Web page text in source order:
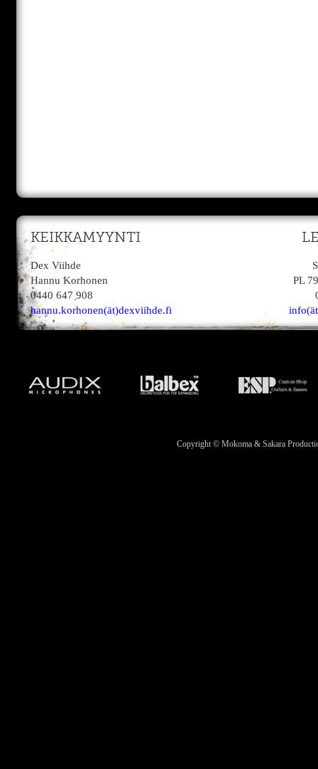
KEIKKAMYYNTI
Dex Viihde
Hannu Korhonen
0440 647 908
hannu.korhonen(ät)dexviihde.fi
PL
Copyright © Mokoma & Sakara